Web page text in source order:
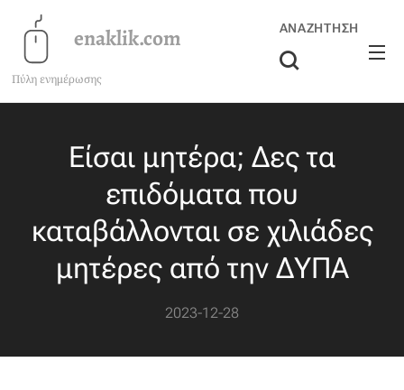
enaklik.com
Πύλη ενημέρωσης
ΑΝΑΖΉΤΗΣΗ
Είσαι μητέρα; Δες τα
επιδόματα που
καταβάλλονται σε χιλιάδες
μητέρες από την ΔΥΠΑ
2023-12-28